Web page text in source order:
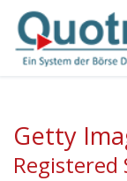
Getty
Registered